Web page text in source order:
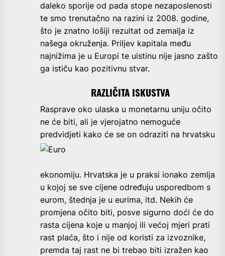
daleko sporije od pada stope nezaposlenosti
te smo trenutačno na razini iz 2008. godine,
što je znatno lošiji rezultat od zemalja iz
našega okruženja. Priljev kapitala među
najnižima je u Europi te uistinu nije jasno zašto
ga ističu kao pozitivnu stvar.
RAZLIČITA ISKUSTVA
Rasprave oko ulaska u monetarnu uniju očito
ne će biti, ali je vjerojatno nemoguće
predvidjeti kako će se on odraziti na hrvatsku
ekonomiju. Hrvatska je u praksi ionako zemlja
u kojoj se sve cijene određuju usporedbom s
eurom, štednja je u eurima, itd. Nekih će
promjena očito biti, posve sigurno doći će do
rasta cijena koje u manjoj ili većoj mjeri prati
rast plaća, što i nije od koristi za izvoznike,
premda taj rast ne bi trebao biti izražen kao